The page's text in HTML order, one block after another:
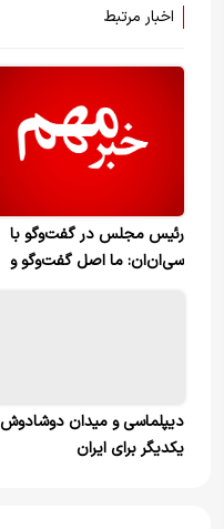
اخبار مرتبط
رئیس مجلس در گفت‌وگو با
سی‌ان‌ان: ما اصل گفت‌وگو و
دیپلماسی و میدان دوشادوش
یکدیگر برای ایران